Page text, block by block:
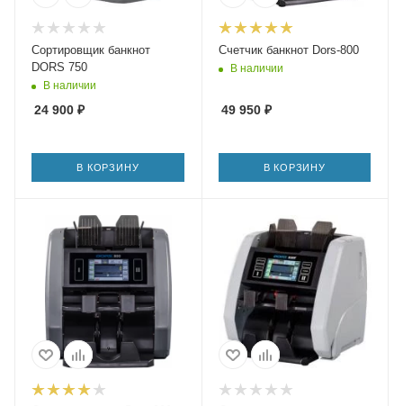
Сортировщик банкнот
DORS 750
В наличии
24 900 ₽
В КОРЗИНУ
Счетчик банкнот Dors-800
В наличии
49 950₽
В КОРЗИНУ